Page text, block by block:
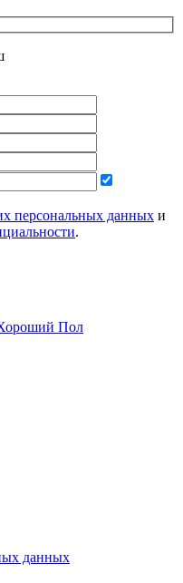
персональных данных и
.
данных